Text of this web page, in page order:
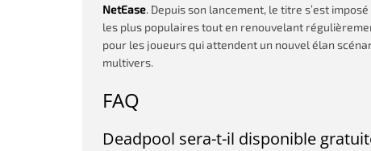
NetEase. Depuis son lancement, le titre s’est
les plus populaires tout en renouvelant
pour les joueurs qui attendent un nouvel élan
multivers.
FAQ
Deadpool sera-t-il disponible